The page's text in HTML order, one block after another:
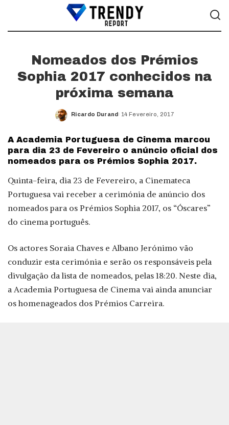
Nomeados dos Prémios
Sophia 2017 conhecidos na
próxima semana
Posted
Ricardo Durand 14 Fevereiro, 2017
A Academia Portuguesa de Cinema marcou
para dia 23 de Fevereiro o anúncio oficial dos
nomeados para os Prémios Sophia 2017.
Quinta-feira, dia 23 de Fevereiro, a Cinemateca
Portuguesa vai receber a cerimónia de anúncio dos
nomeados para os Prémios Sophia 2017, os “Óscares”
do cinema português.
Os actores Soraia Chaves e Albano Jerónimo vão
conduzir esta cerimónia e serão os responsáveis pela
divulgação da lista de nomeados, pelas 18:20. Neste dia,
a Academia Portuguesa de Cinema vai ainda anunciar
os homenageados dos Prémios Carreira.